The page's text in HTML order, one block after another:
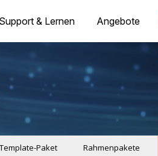
Support & Lernen Angebote
Paket Rahmenpakete